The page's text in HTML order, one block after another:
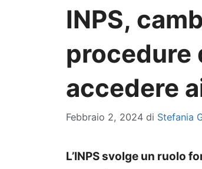
INPS,
procedure
accedere
Febbraio 2, 2024 di Stefania
L’INPS svolge un ruolo